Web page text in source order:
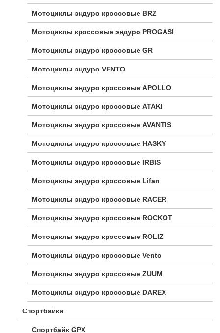
Мотоциклы эндуро кроссовые BRZ
Мотоциклы кроссовые эндуро PROGASI
Мотоциклы эндуро кроссовые GR
Мотоциклы эндуро VENTO
Мотоциклы эндуро кроссовые APOLLO
Мотоциклы эндуро кроссовые ATAKI
Мотоциклы эндуро кроссовые AVANTIS
Мотоциклы эндуро кроссовые HASKY
Мотоциклы эндуро кроссовые IRBIS
Мотоциклы эндуро кроссовые Lifan
Мотоциклы эндуро кроссовые RACER
Мотоциклы эндуро кроссовые ROCKOT
Мотоциклы эндуро кроссовые ROLIZ
Мотоциклы эндуро кроссовые Vento
Мотоциклы эндуро кроссовые ZUUM
Мотоциклы эндуро кроссовые DAREX
Спортбайки
Спортбайк GPX